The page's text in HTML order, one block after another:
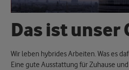
Das istunser
Wir leben hybrides Arbeiten. Was es
Eine gute Ausstattung für Zuhause